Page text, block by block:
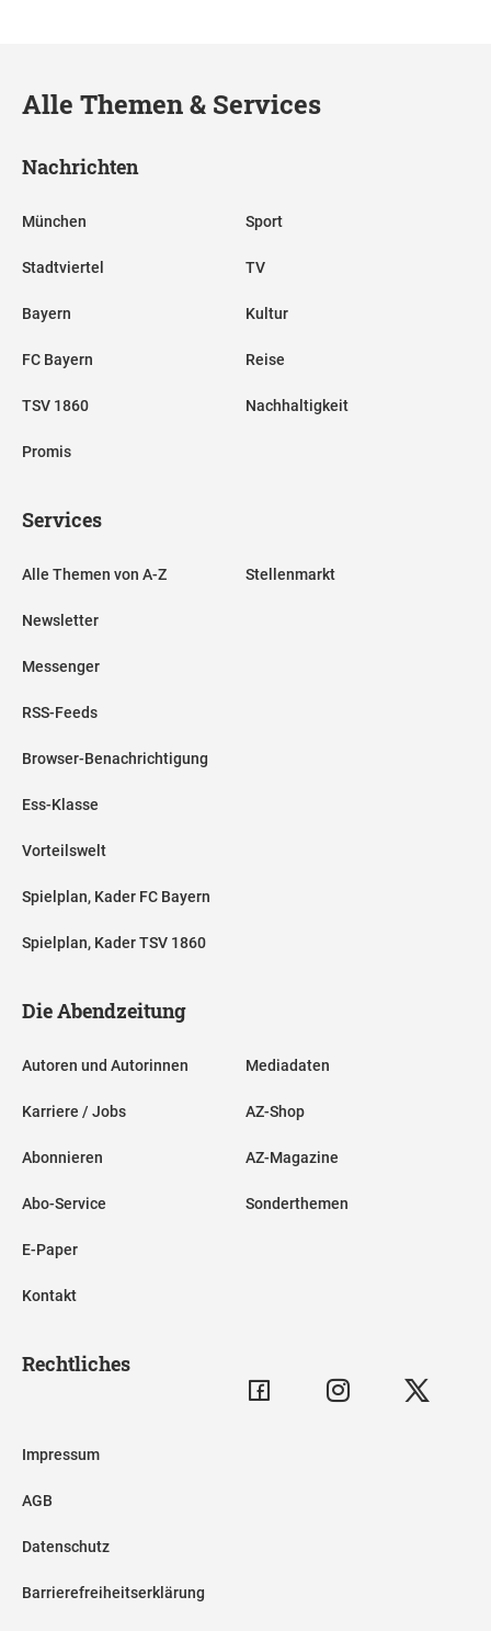
Alle Themen & Services
Nachrichten
München
Stadtviertel
Bayern
FC Bayern
TSV 1860
Promis
Sport
TV
Kultur
Reise
Nachhaltigkeit
Services
Alle Themen von A-Z
Newsletter
Messenger
RSS-Feeds
Browser-Benachrichtigung
Ess-Klasse
Vorteilswelt
Spielplan, Kader FC Bayern
Spielplan, Kader TSV 1860
Stellenmarkt
Die Abendzeitung
Autoren und Autorinnen
Karriere / Jobs
Abonnieren
Abo-Service
E-Paper
Kontakt
Mediadaten
AZ-Shop
AZ-Magazine
Sonderthemen
Rechtliches
Impressum
AGB
Datenschutz
Barrierefreiheitserklärung